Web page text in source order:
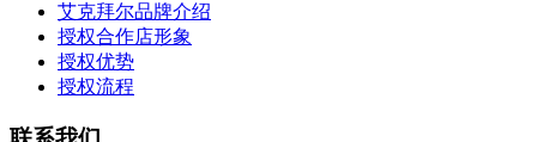
艾克拜尔品牌介绍
授权合作店形象
授权优势
授权流程